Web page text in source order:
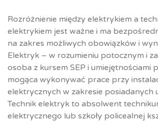
Rozróżnienie między elektrykiem a
elektrykiem jest ważne i ma
na zakres możliwych obowiązków i
Elektryk – w rozumieniu potocznym i
osoba z kursem SEP i umiejętnościami
mogąca wykonywać prace przy
elektrycznych w zakresie posiadanych
Technik elektryk to absolwent
elektrycznego lub szkoły policealnej